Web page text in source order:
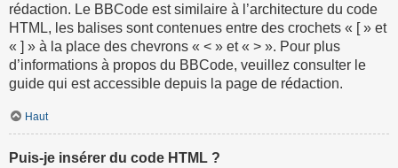
rédaction. Le BBCode est similaire à l’architecture du code
HTML, les balises sont contenues entre des crochets « [ » et
« ] » à la place des chevrons « < » et « > ». Pour plus
d’informations à propos du BBCode, veuillez consulter le
guide qui est accessible depuis la page de rédaction.
Haut
Puis-je insérer du code HTML ?